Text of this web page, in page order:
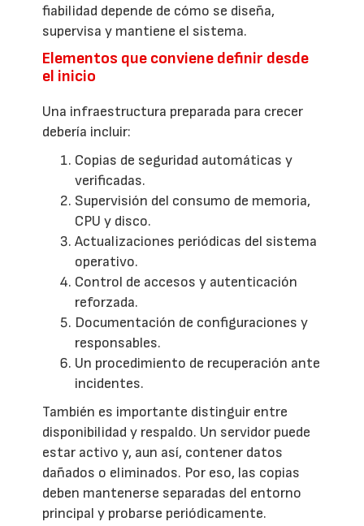
fiabilidad depende de cómo se diseña,
supervisa y mantiene el sistema.
Elementos que conviene definir desde
el inicio
Una infraestructura preparada para crecer
debería incluir:
Copias de seguridad automáticas y
verificadas.
Supervisión del consumo de memoria,
CPU y disco.
Actualizaciones periódicas del sistema
operativo.
Control de accesos y autenticación
reforzada.
Documentación de configuraciones y
responsables.
Un procedimiento de recuperación ante
incidentes.
También es importante distinguir entre
disponibilidad y respaldo. Un servidor puede
estar activo y, aun así, contener datos
dañados o eliminados. Por eso, las copias
deben mantenerse separadas del entorno
principal y probarse periódicamente.